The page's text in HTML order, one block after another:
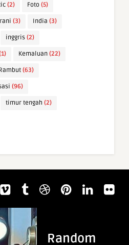
(2) Foto (5)
(3) India (3)
inggris (2)
Kemaluan (22)
(63)
(96)
timur tengah (2)
Random